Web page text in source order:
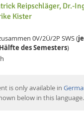
Facebook
Youtube
RSS
Reipschläger, Dr.-
Kister
0V/2Ü/2P SWS (
des Semesters)
is only available in
below in this language.